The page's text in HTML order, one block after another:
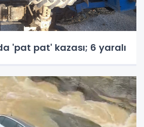
'pat pat' kazası; 6 yaralı